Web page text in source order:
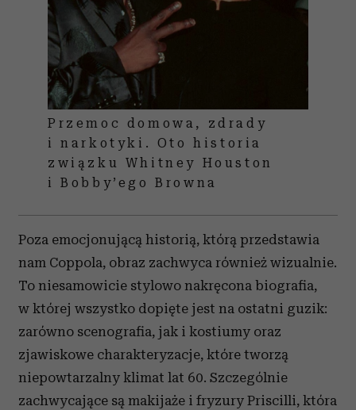
Przemoc domowa, zdrady
i narkotyki. Oto historia
związku Whitney Houston
i Bobby’ego Browna
Poza emocjonującą historią, którą przedstawia
nam Coppola, obraz zachwyca również wizualnie.
To niesamowicie stylowo nakręcona biografia,
w której wszystko dopięte jest na ostatni guzik:
zarówno scenografia, jak i kostiumy oraz
zjawiskowe charakteryzacje, które tworzą
niepowtarzalny klimat lat 60. Szczególnie
zachwycające są makijaże i fryzury Priscilli, która